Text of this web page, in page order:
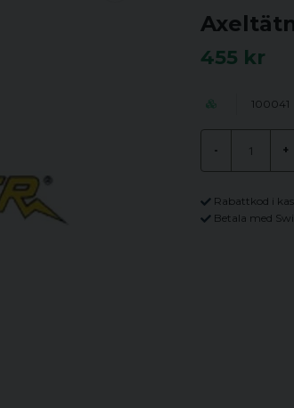
455 kr
100041
- +
Rabattkod i
Betala med